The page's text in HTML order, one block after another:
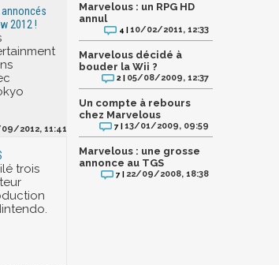
annoncés
2012 !
2012, 11:41
trois
Marvelous : un RPG HD
annul
4 |10/02/2011, 12:33
Marvelous décidé à
bouder la Wii ?
2 | 05/08/2009, 12:37
Un compte à rebours
chez Marvelous
7 |13/01/2009, 09:59
Marvelous : une grosse
annonce au TGS
7 | 22/09/2008, 18:38